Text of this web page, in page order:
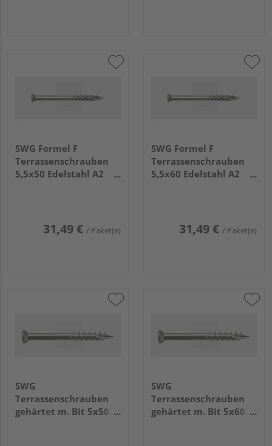
SWG Formel F
Terrassenschrauben
5,5x50 Edelstahl A2
31,49 € / Paket(e)
SWG Formel F
Terrassenschrauben
5,5x60 Edelstahl A2
31,49 € / Paket(e)
SWG
Terrassenschrauben
gehärtet m. Bit 5x50
SWG
Terrassenschrauben
gehärtet m. Bit 5x60